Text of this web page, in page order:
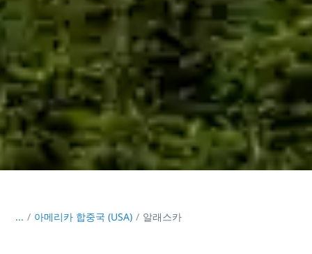
... / 아메리카 합중국 (USA) 알래스카